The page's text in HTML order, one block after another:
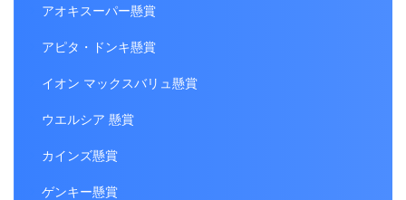
アオキスーパー懸賞
アピタ・ドンキ懸賞
イオン マックスバリュ懸賞
ウエルシア 懸賞
カインズ懸賞
ゲンキー懸賞